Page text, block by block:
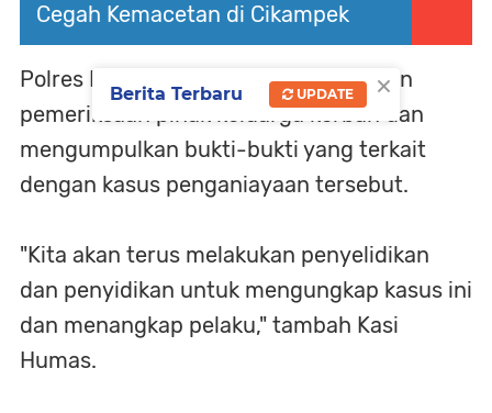
Cegah Kemacetan di Cikampek
Polres Karawang juga telah melakukan
pemeriksaan pihak keluarga korban dan
mengumpulkan bukti-bukti yang terkait
dengan kasus penganiayaan tersebut.
"Kita akan terus melakukan penyelidikan
dan penyidikan untuk mengungkap kasus ini
dan menangkap pelaku," tambah Kasi
Humas.
×
Berita Terbaru UPDATE